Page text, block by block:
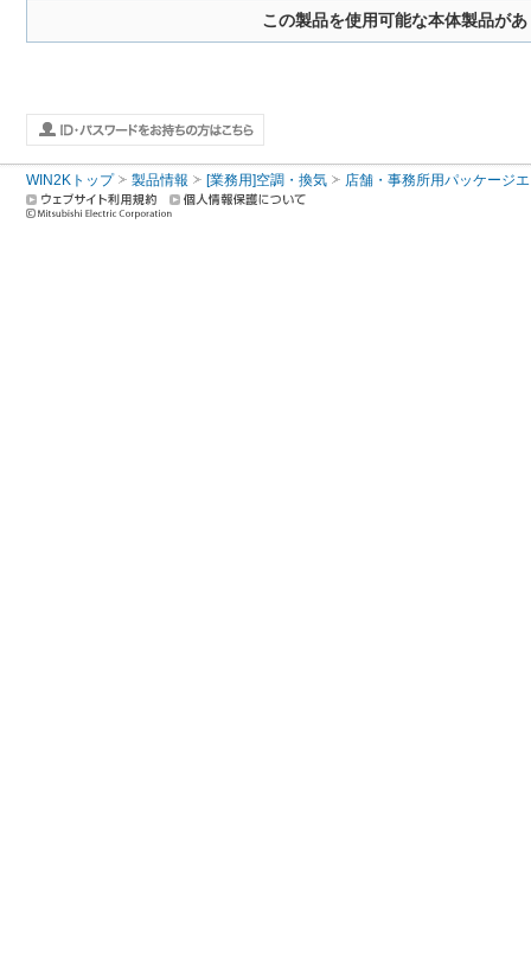
この製品を使用可能な本体製品が
WIN2Kトップ 製品情報 [業務用]空調・換気 店舗・事務所用パッケージ